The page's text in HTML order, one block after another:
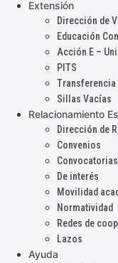
Extensión
Dirección de
Educación
Acción E –
PITS
Transferencia
Sillas Vacías
Relacionamiento
Dirección de
Convenios
De interés
Movilidad
Normatividad
Redes de
Lazos
Ayuda